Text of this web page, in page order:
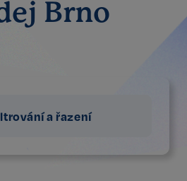
Brno
a řazení